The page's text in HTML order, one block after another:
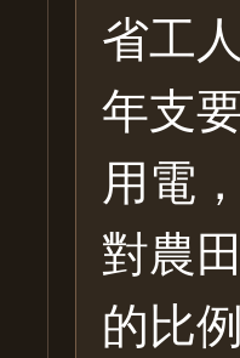
省工
年支
用電
對農
的比